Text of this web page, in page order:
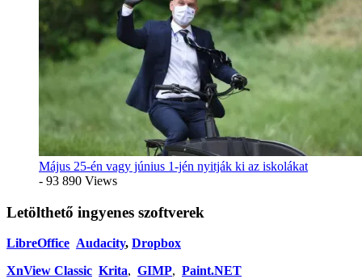
Május 25-én vagy június 1-jén nyitják ki az iskolákat
- 93 890 Views
Letölthető ingyenes szoftverek
LibreOffice Audacity, Dropbox
XnView Classic Krita, GIMP, Paint.NET